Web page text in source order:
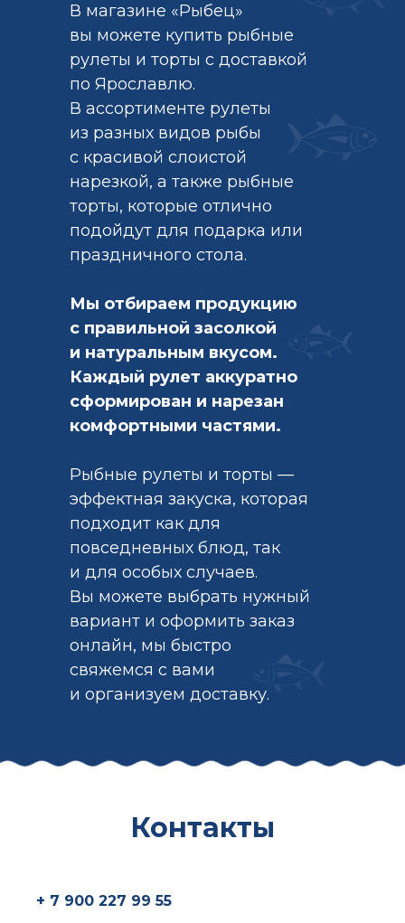
В магазине «Рыбец»
вы можете купить рыбные
рулеты и торты с доставкой
по Ярославлю.
В ассортименте рулеты
из разных видов рыбы
с красивой слоистой
нарезкой, а также рыбные
торты, которые отлично
подойдут для подарка или
праздничного стола.
Мы отбираем продукцию
с правильной засолкой
и натуральным вкусом.
Каждый рулет аккуратно
сформирован и нарезан
комфортными частями.
Рыбные рулеты и торты —
эффектная закуска, которая
подходит как для
повседневных блюд, так
и для особых случаев.
Вы можете выбрать нужный
вариант и оформить заказ
онлайн, мы быстро
свяжемся с вами
и организуем доставку.
Контакты
+ 7 900 227 99 55